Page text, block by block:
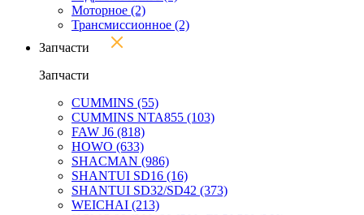
Моторное (2)
Трансмиссионное (2)
Запчасти
Запчасти
CUMMINS (55)
CUMMINS NTA855 (103)
FAW J6 (818)
HOWO (633)
SHACMAN (986)
SHANTUI SD16 (16)
SHANTUI SD32/SD42 (373)
WEICHAI (213)